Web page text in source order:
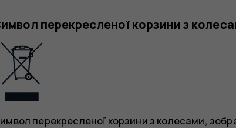
перекресленої корзини з
перекресленої корзини з колесами,